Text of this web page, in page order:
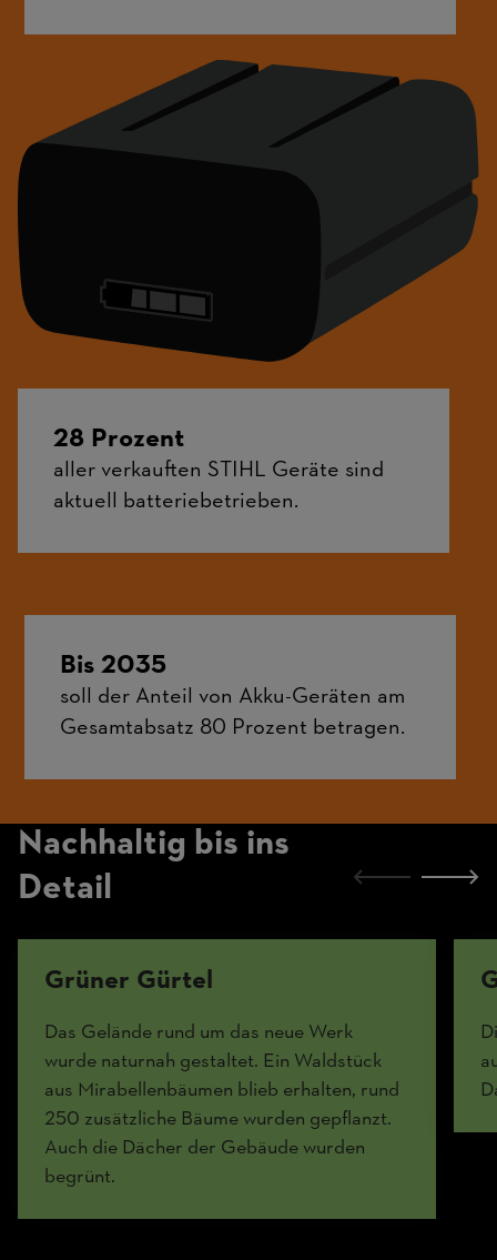
28 Prozent
aller verkauften STIHL Geräte sind
aktuell batteriebetrieben.
Bis 2035
soll der Anteil von Akku-Geräten am
Gesamtabsatz 80 Prozent betragen.
Nachhaltig bis ins
Detail
Grüner Gürtel
Das Gelände rund um das neue Werk
wurde naturnah gestaltet. Ein Waldstück
aus Mirabellenbäumen blieb erhalten, rund
250 zusätzliche Bäume wurden gepflanzt.
Auch die Dächer der Gebäude wurden
begrünt.